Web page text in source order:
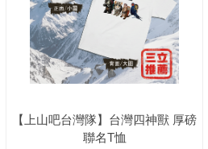
【上山吧台灣隊】台灣四神獸 厚磅
聯名T恤